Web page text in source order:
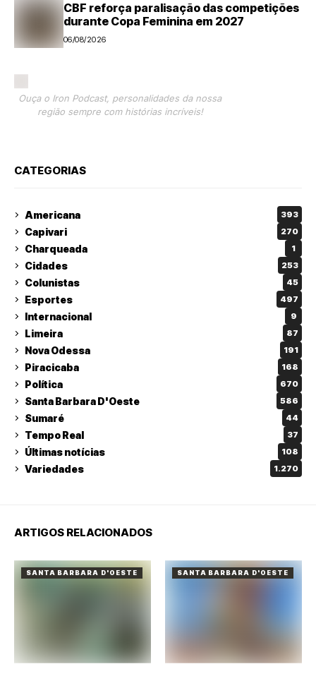
CBF reforça paralisação das competições
durante Copa Feminina em 2027
06/08/2026
Ouça o Iron Podcast, personalidades da nossa
região sempre com histórias incríveis!
CATEGORIAS
Americana 393
Capivari 270
Charqueada 1
Cidades 253
Colunistas 45
Esportes 497
Internacional 9
Limeira 87
Nova Odessa 191
Piracicaba 168
Política 670
Santa Barbara D'Oeste 586
Sumaré 44
Tempo Real 37
Últimas notícias 108
Variedades 1.270
ARTIGOS RELACIONADOS
SANTA BARBARA D'OESTE SANTA BARBARA D'OESTE